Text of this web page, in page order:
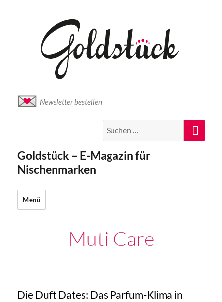
Newsletter bestellen
nach:
Goldstück – E-Magazin für
Nischenmarken
Menü
Muti Care
Die Duft Dates: Das Parfum-Klima in